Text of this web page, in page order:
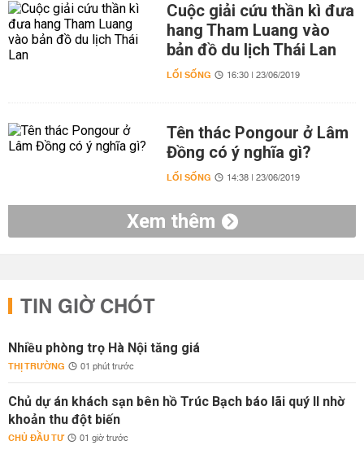
Cuộc giải cứu thần kì đưa
hang Tham Luang vào
bản đồ du lịch Thái Lan
LỐI SỐNG 16:30 | 23/06/2019
Tên thác Pongour ở Lâm
Đồng có ý nghĩa gì?
LỐI SỐNG 14:38 | 23/06/2019
Xem thêm
TIN GIỜ CHÓT
Nhiều phòng trọ Hà Nội tăng giá
THỊ TRƯỜNG 01 phút trước
Chủ dự án khách sạn bên hồ Trúc Bạch báo lãi quý II nhờ
khoản thu đột biến
CHỦ ĐẦU TƯ 01 giờ trước